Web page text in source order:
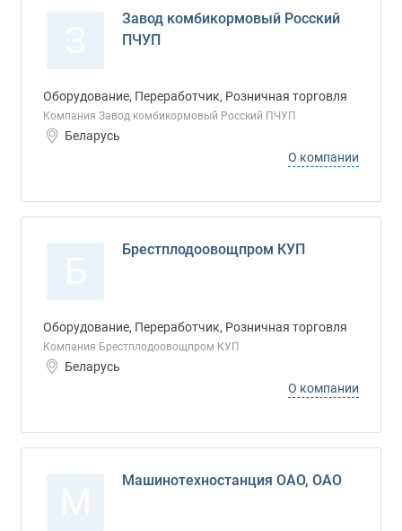
Завод комбикормовый Росский
ПЧУП
Оборудование, Переработчик, Розничная торговля
Компания Завод комбикормовый Росский ПЧУП
Беларусь
О компании
Брестплодоовощпром КУП
Оборудование, Переработчик, Розничная торговля
Компания Брестплодоовощпром КУП
Беларусь
О компании
Машинотехностанция ОАО, ОАО